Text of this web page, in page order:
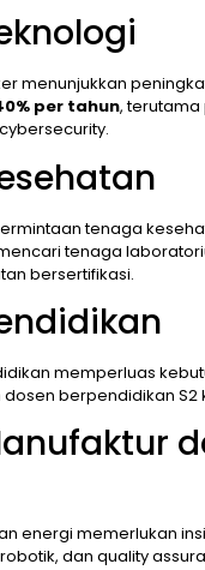
menunjukkan
per tahun,
tenaga
tenaga
bersertifikasi.
memperluas
berpendidikan S2
energi memerlukan
dan quality